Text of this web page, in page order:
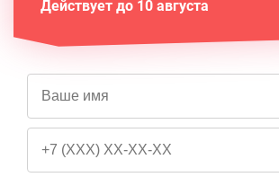
Действует до 10 августа